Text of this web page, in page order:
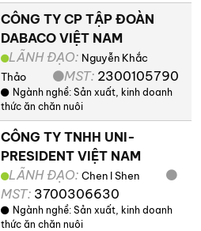
CÔNG TY CP TẬP ĐOÀN
DABACO VIỆT NAM
LÃNH ĐẠO: Nguyễn Khắc
Thảo
MST: 2300105790
Ngành nghề: Sản xuất, kinh doanh
thức ăn chăn nuôi
CÔNG TY TNHH UNI-
PRESIDENT VIỆT NAM
LÃNH ĐẠO: Chen I Shen
MST: 3700306630
Ngành nghề: Sản xuất, kinh doanh
thức ăn chăn nuôi